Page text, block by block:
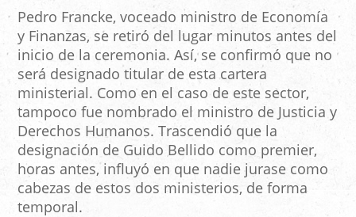
Pedro Francke, voceado ministro de Economía
y Finanzas, se retiró del lugar minutos antes del
inicio de la ceremonia. Así, se confirmó que no
será designado titular de esta cartera
ministerial. Como en el caso de este sector,
tampoco fue nombrado el ministro de Justicia y
Derechos Humanos. Trascendió que la
designación de Guido Bellido como premier,
horas antes, influyó en que nadie jurase como
cabezas de estos dos ministerios, de forma
temporal.